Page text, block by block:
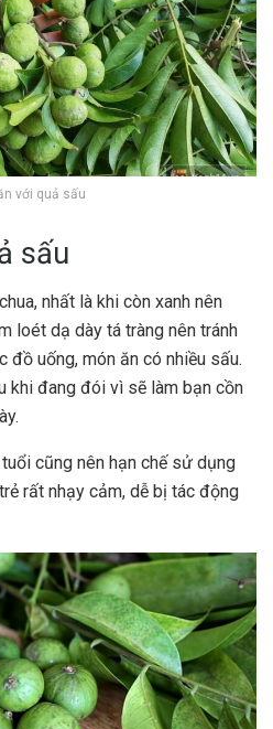
với quả sấu
sấu
nhất là khi còn xanh nên
loét dạ dày tá tràng nên tránh
uống, món ăn có nhiều sấu.
khi đang đói vì sẽ làm bạn cồn
cũng nên hạn chế sử dụng
rất nhạy cảm, dễ bị tác động